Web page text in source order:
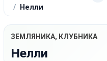
Нелли
ЗЕМЛЯНИКА, КЛУБНИКА
Нелли